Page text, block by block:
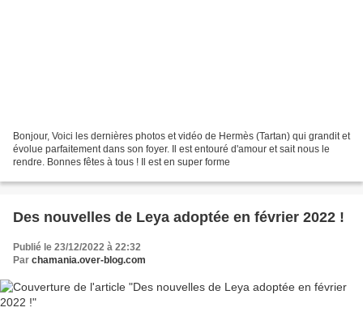
Bonjour, Voici les dernières photos et vidéo de Hermès (Tartan) qui grandit et
évolue parfaitement dans son foyer. Il est entouré d'amour et sait nous le
rendre. Bonnes fêtes à tous ! Il est en super forme
Des nouvelles de Leya adoptée en février 2022 !
Publié le 23/12/2022 à 22:32
Par chamania.over-blog.com